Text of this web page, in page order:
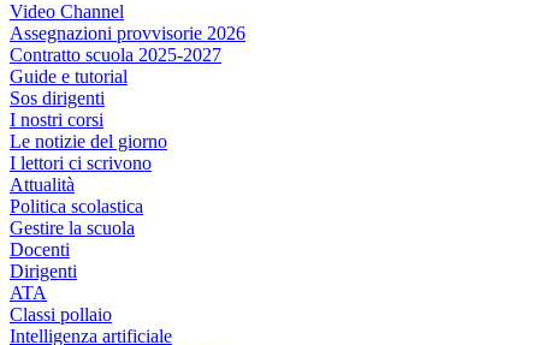
Video Channel
Assegnazioni provvisorie 2026
Contratto scuola 2025-2027
Guide e tutorial
Sos dirigenti
I nostri corsi
Le notizie del giorno
I lettori ci scrivono
Attualità
Politica scolastica
Gestire la scuola
Docenti
Dirigenti
ATA
Classi pollaio
Intelligenza artificiale